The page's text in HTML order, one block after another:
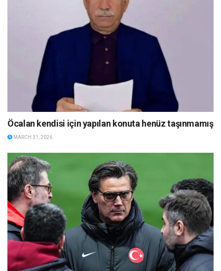
Öcalan kendisi için yapılan konuta henüz taşınmamış
MARCH 31, 2026